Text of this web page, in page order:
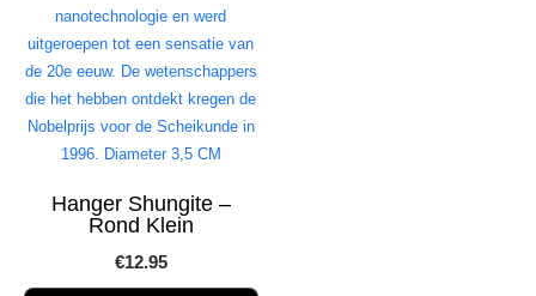
Hanger Shungite –
Rond Klein
€12.95